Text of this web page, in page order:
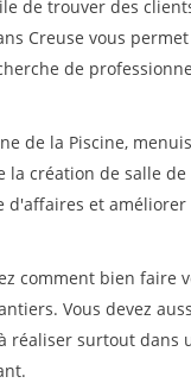
de trouver des
Creuse vous
de
de la Piscine,
création de salle
et améliorer
comment bien faire
Vous devez
réaliser surtout dans